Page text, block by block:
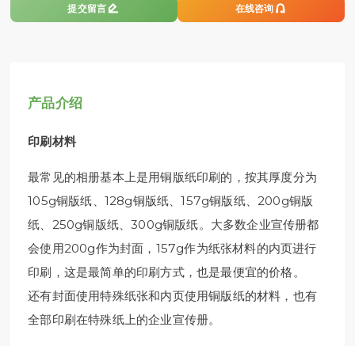
提交留言  在线咨询 
产品介绍
印刷材料
最常见的相册基本上是用铜版纸印刷的，按其厚度分为
105g铜版纸、128g铜版纸、157g铜版纸、200g铜版
纸、250g铜版纸、300g铜版纸。大多数企业宣传册都
会使用200g作为封面，157g作为纸张材料的内页进行
印刷，这是最简单的印刷方式，也是最便宜的价格。
还有封面使用特殊纸张和内页使用铜版纸的材料，也有
全部印刷在特殊纸上的企业宣传册。